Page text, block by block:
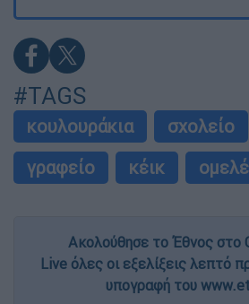
#TAGS
κουλουράκια σχολείο
γραφείο
κέικ
Ακολούθησε το Έθνος στο
Live όλες οι εξελίξεις λεπτό
υπογραφή του